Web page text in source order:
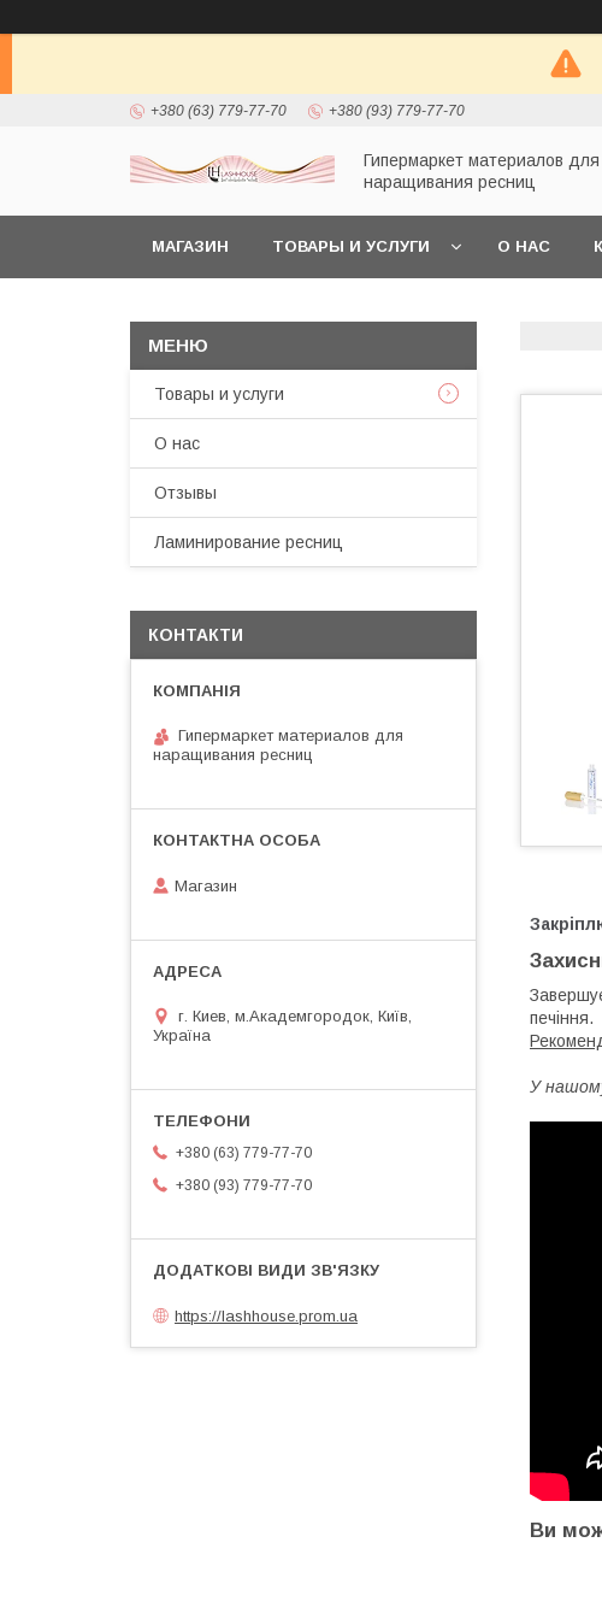
+380 (63) 779-77-70 +380 (93) 779-77-70
Гипермаркет материалов для
наращивания ресниц
МАГАЗИН ТОВАРЫ И УСЛУГИ О НАС
печіння.
У
Ви
Товары и услуги
О нас
Отзывы
Ламинирование ресниц
КОНТАКТИ
Гипермаркет материалов для
наращивания ресниц
Магазин
г. Киев, м.Академгородок, Київ,
Україна
+380 (63) 779-77-70
+380 (93) 779-77-70
https://lashhouse.prom.ua